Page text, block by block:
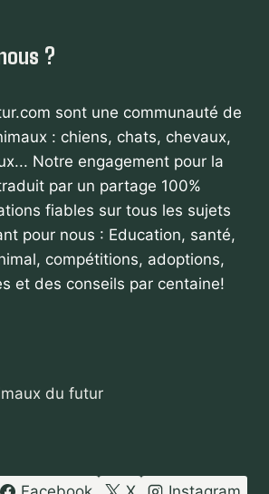
?
sont une communauté de
: chiens, chats, chevaux,
Notre engagement pour la
par un partage 100%
fiables sur tous les sujets
pour nous : Education, santé,
compétitions, adoptions,
et des conseils par centaine!
du futur